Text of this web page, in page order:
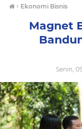
› Ekonomi Bisnis
Magnet
Senin,